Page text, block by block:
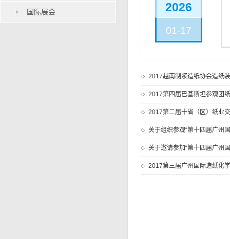
国际展会 2026
01-17
2017越南制浆造纸协会造纸
2017第四届巴基斯坦参观团
2017第二届十省（区）纸业
关于组织参观“第十四届广州
关于邀请参加“第十四届广州
2017第三届广州国际造纸化